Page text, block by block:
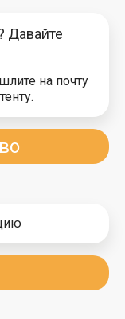
Давайте
на почту